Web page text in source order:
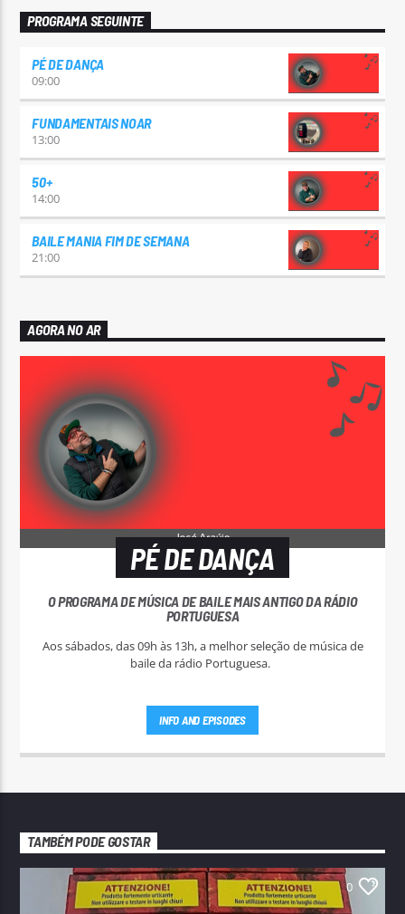
PROGRAMA SEGUINTE
PÉ DE DANÇA
09:00
FUNDAMENTAIS NOAR
13:00
50+
14:00
BAILE MANIA FIM DE SEMANA
21:00
AGORA NO AR
PÉ DE DANÇA
O PROGRAMA DE MÚSICA DE BAILE MAIS ANTIGO DA RÁDIO
PORTUGUESA
Aos sábados, das 09h às 13h, a melhor seleção de música de
INFO AND EPISODES
TAMBÉM PODE GOSTAR
0